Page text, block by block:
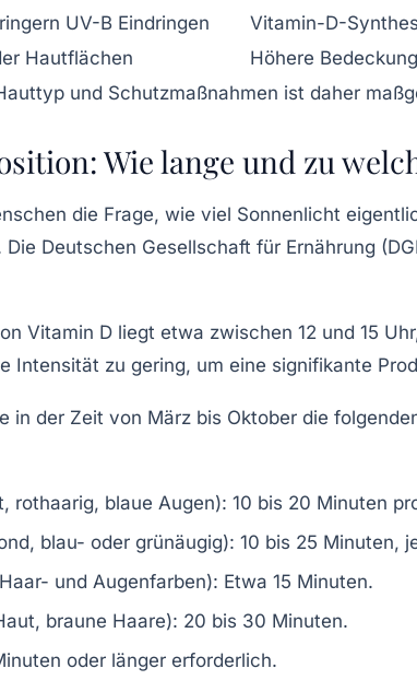
UV-B Eindringen
Vitamin-D-
Hautflächen
Höhere
und Schutzmaßnahmen ist daher
Wie lange und zu
die Frage, wie viel Sonnenlicht
Deutschen Gesellschaft für Ernährung
Vitamin D liegt etwa zwischen 12 und 15
Intensität zu gering, um eine signifikante
in der Zeit von März bis Oktober die
rothaarig, blaue Augen): 10 bis 20 Minuten
blau- oder grünäugig): 10 bis 25 Minuten,
und Augenfarben): Etwa 15 Minuten.
braune Haare): 20 bis 30 Minuten.
oder länger erforderlich.